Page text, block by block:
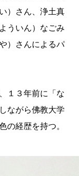
）さん、浄土真
ういん）なごみ
）さんによるパ
１３年前に「な
ながら佛教大学
の経歴を持つ。